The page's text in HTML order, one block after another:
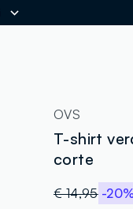
OVS
T-shirt
corte
€ 14,95 -